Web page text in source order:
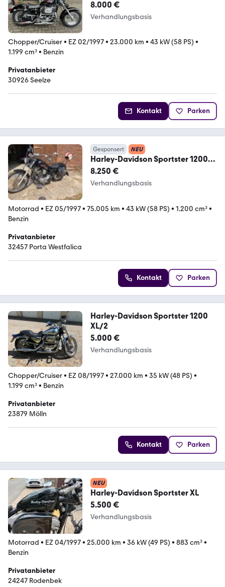
8.000 €
Verhandlungsbasis
Chopper/Cruiser• EZ 02/1997• 23.000 km • 43 kW (58 PS) •
1.199 cm³• Benzin
Privatanbieter
30926 Seelze
Kontakt Parken
Gesponsert NEU
Harley-Davidson Sportster 1200
Custom, Tüv neu, Viele Umbauten
8.250 €
Verhandlungsbasis
Motorrad • EZ 05/1997• 75.005 km • 43 kW (58 PS) • 1.200 cm³•
Benzin
Privatanbieter
32457 Porta Westfalica
Kontakt Parken
Harley-Davidson Sportster 1200
XL/2
5.000 €
Verhandlungsbasis
Chopper/Cruiser• EZ 08/1997• 27.000 km • 35 kW (48 PS) •
1.199 cm³• Benzin
Privatanbieter
23879 Mölln
Kontakt Parken
NEU
Harley-Davidson Sportster XL
5.500 €
Verhandlungsbasis
Motorrad • EZ 04/1997• 25.000 km • 36 kW (49 PS) • 883 cm³•
Benzin
Privatanbieter
24247 Rodenbek